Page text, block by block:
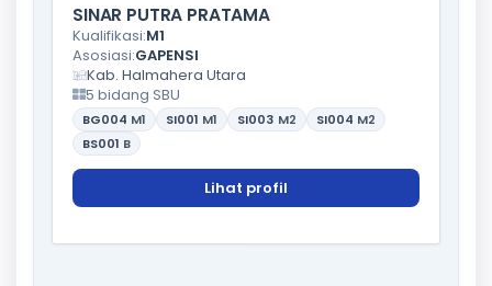
SINAR PUTRA PRATAMA
Kualifikasi:M1
Asosiasi:GAPENSI
Kab. Halmahera Utara
5 bidang SBU
BG004 M1 SI001 M1 SI003 M2 SI004 M2
BS001 B
Lihat profil